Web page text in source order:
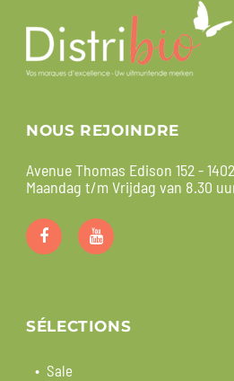
NOUS REJOINDRE
Avenue Thomas Edison 152 -
Maandag t/m Vrijdag van 8.30
SÉLECTIONS
Sale